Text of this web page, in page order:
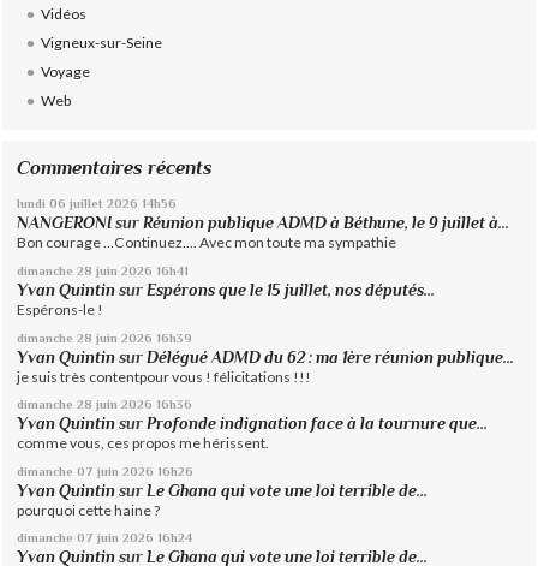
Vidéos
Vigneux-sur-Seine
Voyage
Web
Commentaires récents
lundi 06 juillet 2026 14h56
NANGERONI surRéunion publique ADMD à Béthune, le 9 juillet à...
Bon courage ...Continuez.... Avec mon toute ma sympathie
dimanche 28 juin 2026 16h41
Yvan Quintin surEspérons que le 15 juillet, nos députés...
Espérons-le !
dimanche 28 juin 2026 16h39
Yvan Quintin surDélégué ADMD du 62 : ma 1ère réunion publique...
je suis très contentpour vous ! félicitations !!!
dimanche 28 juin 2026 16h36
Yvan Quintin surProfonde indignation face à la tournure que...
comme vous, ces propos me hérissent.
dimanche 07 juin 2026 16h26
Yvan Quintin sur Le Ghana qui vote une loi terrible de...
pourquoi cette haine ?
dimanche 07 juin 2026 16h24
Yvan Quintin surLe Ghana qui vote une loi terrible de...